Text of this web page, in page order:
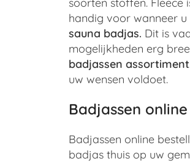
handig voor wanneer
sauna badjas. Dit is
mogelijkheden erg
badjassen assortiment
uw wensen voldoet.
Badjassen
Badjassen online
badjas thuis op uw